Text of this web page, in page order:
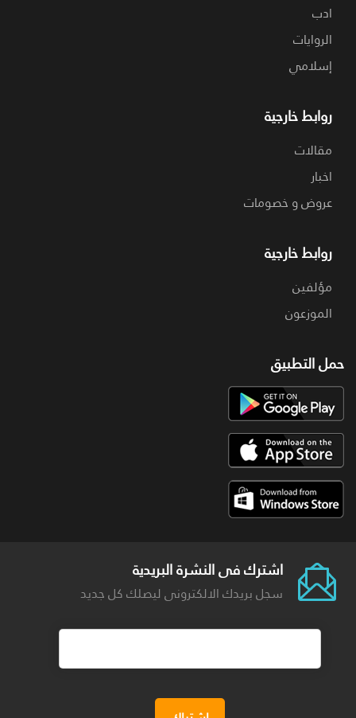
ادب
الروايات
إسلامي
روابط خارجية
مقالات
اخبار
عروض و خصومات
روابط خارجية
مؤلفين
الموزعون
حمل التطبيق
اشترك فى النشرة البريدية
سجل بريدك الالكترونى ليصلك كل جديد